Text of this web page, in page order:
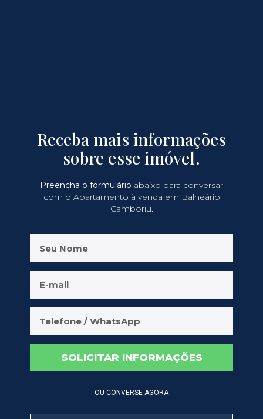
Receba mais informações
sobre esse imóvel.
Preencha o formulário abaixo para conversar
com o Apartamento à venda em Balneário
Camboriú.
SOLICITAR INFORMAÇÕES
OU CONVERSE AGORA